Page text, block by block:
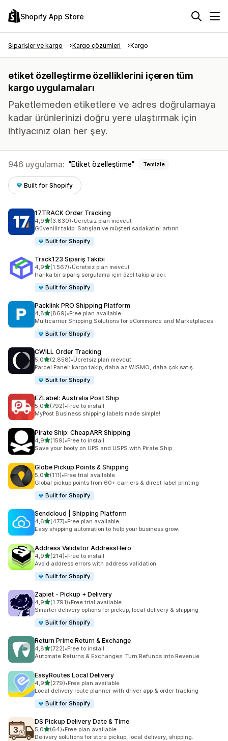
Shopify App Store
Siparişler ve kargo Kargo çözümleri Kargo
etiket özelleştirme özelliklerini içeren tüm
kargo uygulamaları
Paketlemeden etiketlere ve adres doğrulamaya
kadar ürünlerinizi doğru yere ulaştırmak için
ihtiyacınız olan her şey.
946 uygulama: Etiket özelleştirme Temizle
Built for Shopify
17TRACK Order Tracking
4,95 yıldız üzerinden
(3.830)
toplam 3830 değerlendirme
•Ücretsiz plan mevcut
Güvenilir takip: Satışları ve müşteri sadakatini artırın
Built for Shopify
Track123 Sipariş Takibi
4,95 yıldız üzerinden
(1.567)
toplam 1567 değerlendirme
•Ücretsiz plan mevcut
Harika bir sipariş sorgulama için özel takip aracı.
Built for Shopify
Packlink PRO Shipping Platform
4,85 yıldız üzerinden
(869)
toplam 869 değerlendirme
•Free plan available
Multicarrier Shipping Solutions for eCommerce and Marketplaces
Built for Shopify
CWILL Order Tracking
5,05 yıldız üzerinden
(2.858)
toplam 2858 değerlendirme
•Ücretsiz plan mevcut
Parcel Panel: kargo takip, daha az WISMO, daha çok satış
Built for Shopify
EZLabel: Australia Post Ship
5,05 yıldız üzerinden
(792)
toplam 792 değerlendirme
•Free to install
MyPost Business shipping labels made simple!
Pirate Ship: CheapARR Shipping
4,95 yıldız üzerinden
(159)
toplam 159 değerlendirme
•Free to install
Save your booty on UPS and USPS with Pirate Ship
Globe Pickup Points & Shipping
5,05 yıldız üzerinden
(111)
toplam 111 değerlendirme
•Free trial available
Global pickup points from 60+ carriers & direct label printing
Built for Shopify
Sendcloud | Shipping Platform
4,65 yıldız üzerinden
(477)
toplam 477 değerlendirme
•Free plan available
Easy shipping automation to help your business grow.
Address Validator AddressHero
4,95 yıldız üzerinden
(214)
toplam 214 değerlendirme
•Free to install
Avoid address errors with address validation
Built for Shopify
Zapiet ‑ Pickup + Delivery
4,95 yıldız üzerinden
(1.791)
toplam 1791 değerlendirme
•Free trial available
Smarter delivery options for pickup, local delivery & shipping
Built for Shopify
Return Prime:Return & Exchange
4,85 yıldız üzerinden
(722)
toplam 722 değerlendirme
•Free to install
Automate Returns & Exchanges. Turn Refunds into Revenue
EasyRoutes Local Delivery
4,95 yıldız üzerinden
(279)
toplam 279 değerlendirme
•Free plan available
Local delivery route planner with driver app & order tracking
Built for Shopify
DS Pickup Delivery Date & Time
5,05 yıldız üzerinden
(64)
toplam 64 değerlendirme
•Free plan available
Delivery solutions for store pickup, local delivery, shipping.